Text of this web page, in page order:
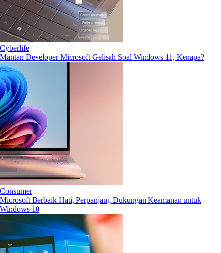
Cyberlife
Mantan Developer Microsoft Gelisah Soal Windows 11, Kenapa?
Consumer
Microsoft Berbaik Hati, Perpanjang Dukungan Keamanan untuk
Windows 10